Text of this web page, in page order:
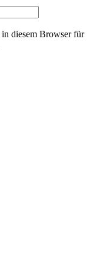
diesem Browser für